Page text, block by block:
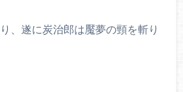
、遂に炭治郎は魘夢の頸を斬り